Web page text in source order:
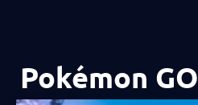
Pokémon GO